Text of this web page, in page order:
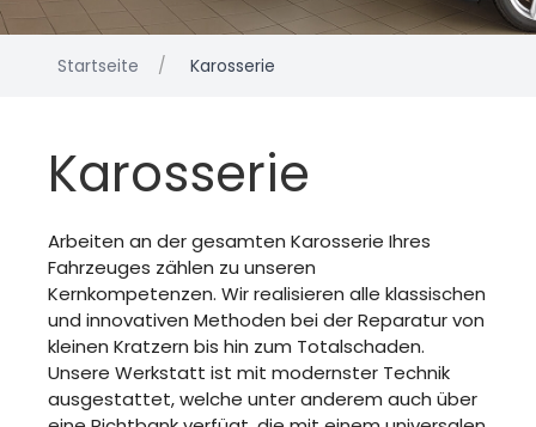
Startseite Karosserie
Karosserie
Arbeiten an der gesamten Karosserie Ihres
Fahrzeuges zählen zu unseren
Kernkompetenzen. Wir realisieren alle klassischen
und innovativen Methoden bei der Reparatur von
kleinen Kratzern bis hin zum Totalschaden.
Unsere Werkstatt ist mit modernster Technik
ausgestattet, welche unter anderem auch über